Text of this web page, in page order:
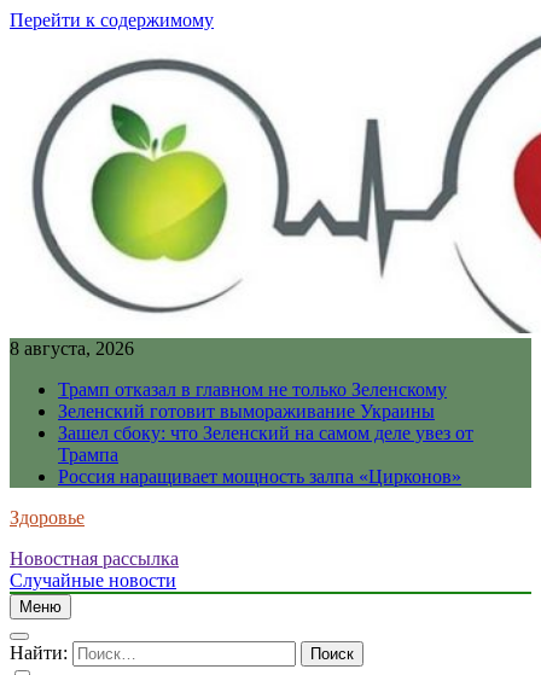
Перейти к содержимому
8 августа, 2026
Трамп отказал в главном не только Зеленскому
Зеленский готовит вымораживание Украины
Зашел сбоку: что Зеленский на самом деле увез от
Трампа
Россия наращивает мощность залпа «Цирконов»
Здоровье
Новостная рассылка
Случайные новости
Меню
Найти: